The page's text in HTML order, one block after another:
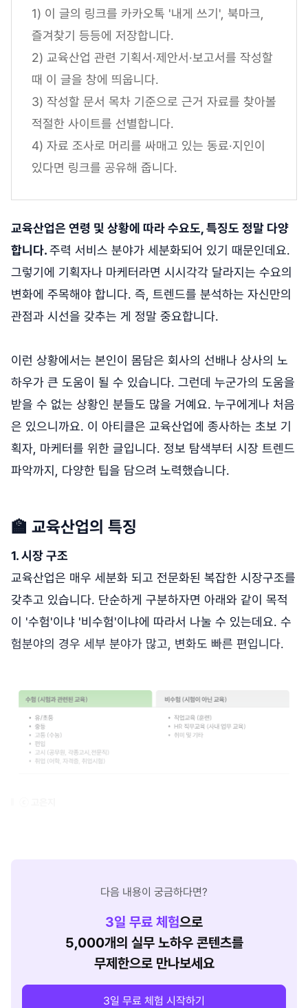
1) 이 글의 링크를 카카오톡 '내게 쓰기', 북마크,
즐겨찾기 등등에 저장합니다.
2) 교육산업 관련 기획서·제안서·보고서를 작성할
때 이 글을 창에 띄웁니다.
3) 작성할 문서 목차 기준으로 근거 자료를 찾아볼
적절한 사이트를 선별합니다.
4) 자료 조사로 머리를 싸매고 있는 동료·지인이
있다면 링크를 공유해 줍니다.
교육산업은 연령 및 상황에 따라 수요도, 특징도 정말 다양
합니다.주력 서비스 분야가 세분화되어 있기 때문인데요.
그렇기에 기획자나 마케터라면 시시각각 달라지는 수요의
변화에 주목해야 합니다. 즉, 트렌드를 분석하는 자신만의
관점과 시선을 갖추는 게 정말 중요합니다.
이런 상황에서는 본인이 몸담은 회사의 선배나 상사의 노
하우가 큰 도움이 될 수 있습니다. 그런데 누군가의 도움을
받을 수 없는 상황인 분들도 많을 거예요. 누구에게나 처음
은 있으니까요. 이 아티클은 교육산업에 종사하는 초보 기
획자, 마케터를 위한 글입니다. 정보 탐색부터 시장 트렌드
파악까지, 다양한 팁을 담으려 노력했습니다.
🏫 교육산업의 특징
1. 시장 구조
교육산업은 매우 세분화 되고 전문화된 복잡한 시장구조를
갖추고 있습니다. 단순하게 구분하자면 아래와 같이 목적
이 '수험'이냐 '비수험'이냐에 따라서 나눌 수 있는데요. 수
험분야의 경우 세부 분야가 많고, 변화도 빠른 편입니다.
다음 내용이 궁금하다면?
3일 무료 체험으로
5,000개의 실무 노하우 콘텐츠를
무제한으로 만나보세요
3일 무료 체험 시작하기